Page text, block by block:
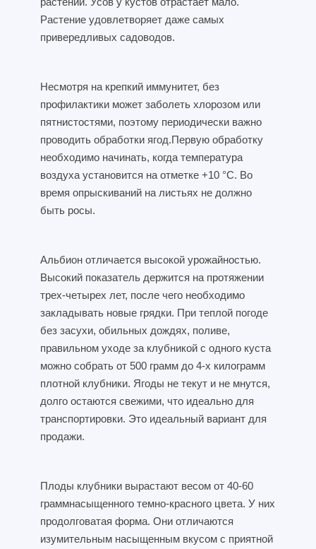
Растение удовлетворяет даже самых
привередливых садоводов.
Несмотря на крепкий иммунитет, без
профилактики может заболеть хлорозом или
пятнистостями, поэтому периодически важно
проводить обработки ягод.Первую обработку
необходимо начинать, когда температура
воздуха установится на отметке +10 °C. Во
время опрыскиваний на листьях не должно
быть росы.
Альбион отличается высокой урожайностью.
Высокий показатель держится на протяжении
трех-четырех лет, после чего необходимо
закладывать новые грядки. При теплой погоде
без засухи, обильных дождях, поливе,
правильном уходе за клубникой с одного куста
можно собрать от 500 грамм до 4-х килограмм
плотной клубники. Ягоды не текут и не мнутся,
долго остаются свежими, что идеально для
транспортировки. Это идеальный вариант для
продажи.
Плоды клубники вырастают весом от 40-60
граммнасыщенного темно-красного цвета. У них
продолговатая форма. Они отличаются
изумительным насыщенным вкусом с приятной